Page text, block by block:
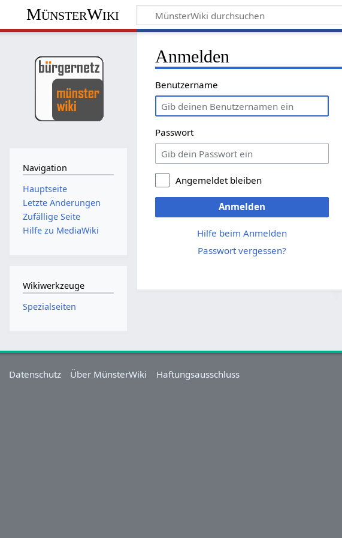
MünsterWiki
Anmelden
Benutzername
Passwort
Angemeldet bleiben
Anmelden
Hilfe beim Anmelden
Passwort vergessen?
Navigation
Hauptseite
Letzte Änderungen
Zufällige Seite
Hilfe zu MediaWiki
Wikiwerkzeuge
Spezialseiten
Datenschutz Über MünsterWiki Haftungsausschluss